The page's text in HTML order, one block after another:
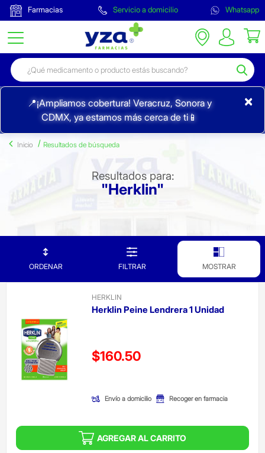
Farmacias Servicio a domicilio Whatsapp
📍¡Ampliamos cobertura! Veracruz, Sonora y
CDMX, ya estamos más cerca de ti📱
×
Inicio Resultados de búsqueda
Resultados para:
"Herklin"
ORDENAR FILTRAR MOSTRAR
HERKLIN
Herklin Peine Lendrera 1 Unidad
Precio reducido de
$160.50
Envío a domicilio Recoger en farmacia
AGREGAR AL CARRITO